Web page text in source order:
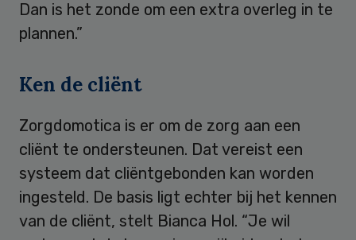
Dan is het zonde om een extra overleg in te
plannen.”
Ken de cliënt
Zorgdomotica is er om de zorg aan een
cliënt te ondersteunen. Dat vereist een
systeem dat cliëntgebonden kan worden
ingesteld. De basis ligt echter bij het kennen
van de cliënt, stelt Bianca Hol. “Je wil